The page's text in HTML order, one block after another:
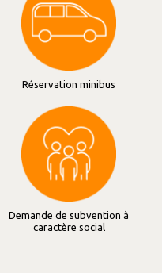
Réservation minibus
Demande de subvention à
caractère social